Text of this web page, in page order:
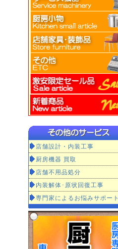
店舗設計・内装工事
厨房機器 買取
店舗不用品処分
内装解体･原状回復工事
専門家によるお悩みサポート